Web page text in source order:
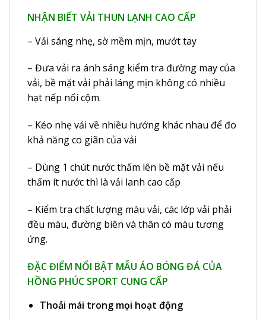
NHẬN BIẾT VẢI THUN LẠNH CAO CẤP
– Vải sáng nhẹ, sờ mềm mịn, mướt tay
– Đưa vải ra ánh sáng kiểm tra đường may của
vải, bề mặt vải phải láng mịn không có nhiều
hạt nếp nổi cộm.
– Kéo nhẹ vải về nhiều hướng khác nhau để đo
khả năng co giãn của vải
– Dùng 1 chút nước thấm lên bề mặt vải nếu
thấm ít nước thì là vải lanh cao cấp
– Kiểm tra chất lượng màu vải, các lớp vải phải
đều màu, đường biên và thân có màu tương
ứng.
ĐẶC ĐIỂM NỔI BẬT MẪU ÁO BÓNG ĐÁ CỦA
HỒNG PHÚC SPORT CUNG CẤP
Thoải mái trong mọi hoạt động